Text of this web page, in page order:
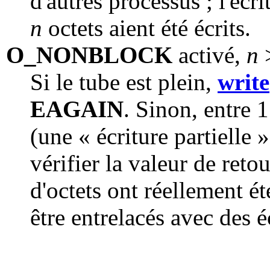
n octets aient été écrits.
O_NONBLOCK activé, n
Si le tube est plein, write
EAGAIN. Sinon, entre
(une « écriture partielle
vérifier la valeur de
d'octets ont réellement
être entrelacés avec des